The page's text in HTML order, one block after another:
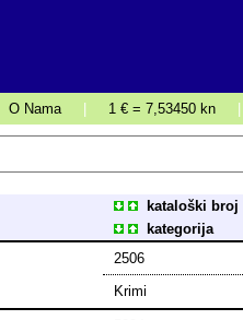
O Nama 1 € = 7,53450 kn
kataloški broj
kategorija
2506
Krimi